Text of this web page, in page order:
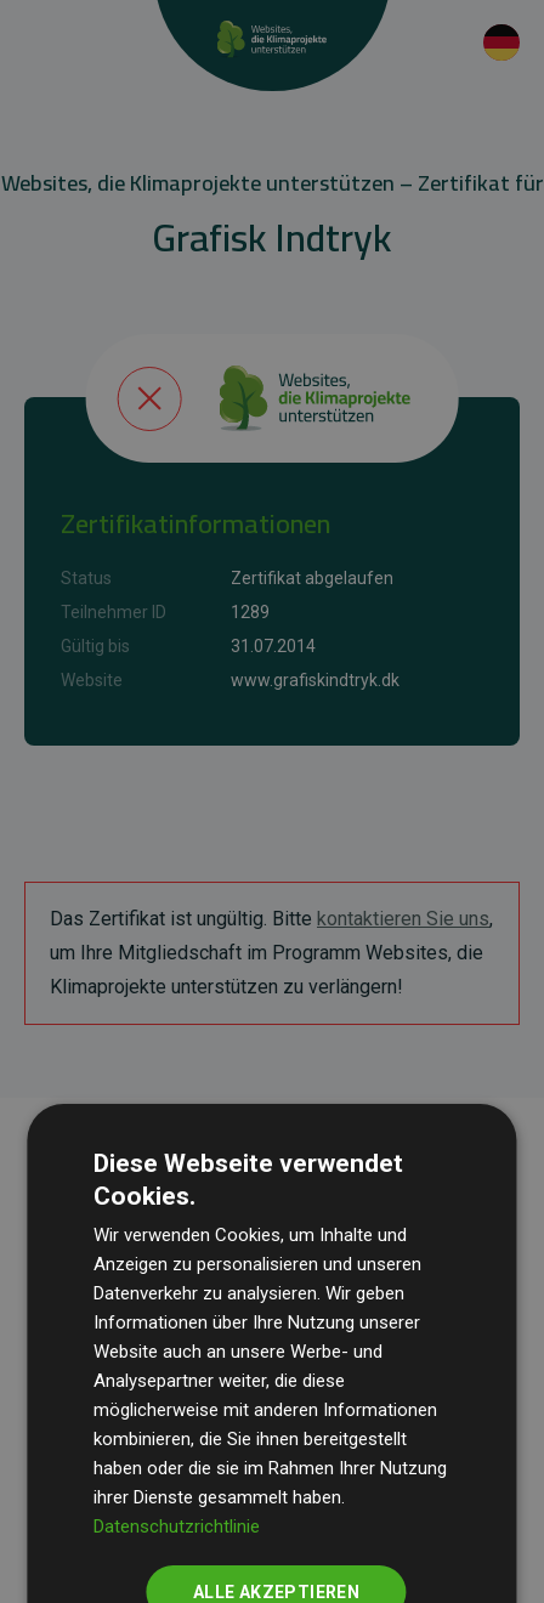
Websites, die Klimaprojekte unterstützen – Zertifikat für
Grafisk Indtryk
Zertifikatinformationen
Status
Zertifikat abgelaufen
Teilnehmer ID
1289
Gültig bis
31.07.2014
Website
www.grafiskindtryk.dk
Das Zertifikat ist ungültig. Bitte kontaktieren Sie uns,
um Ihre Mitgliedschaft im Programm Websites, die
Klimaprojekte unterstützen zu verlängern!
Die Wirtschaftsprüfungsgesellschaft BDOüberprüft
regelmäßig unsere Berechnungen und Methodik, um
Transparenz und Verlässlichkeit sicherzustellen.
Ihre Prüfungen belegen, dass unsere Investitionen in
Klimaschutzprojekte im Durchschnitt200 % der
geschätzten CO₂-Emissionender teilnehmenden
Websites kompensieren – ein klarer Nachweis für die
messbare Klimawirkung unseres Ansatzes.
Diese Webseite verwendet
Cookies.
Wir verwenden Cookies, um Inhalte und
Anzeigen zu personalisieren und unseren
Datenverkehr zu analysieren. Wir geben
Informationen über Ihre Nutzung unserer
Website auch an unsere Werbe- und
Analysepartner weiter, die diese
möglicherweise mit anderen Informationen
kombinieren, die Sie ihnen bereitgestellt
haben oder die sie im Rahmen Ihrer Nutzung
ihrer Dienste gesammelt haben.
Datenschutzrichtlinie
ALLE AKZEPTIEREN